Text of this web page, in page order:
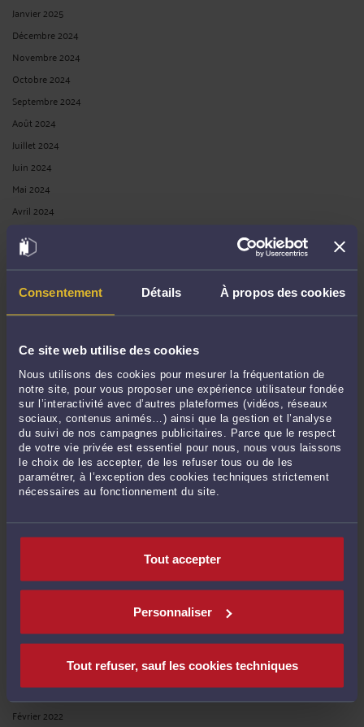
Consentement Détails À propos des cookies
Ce site web utilise des cookies
Nous utilisons des cookies pour mesurer la fréquentation de
notre site, pour vous proposer une expérience utilisateur fondée
sur l’interactivité avec d’autres plateformes (vidéos, réseaux
sociaux, contenus animés…) ainsi que la gestion et l’analyse
du suivi de nos campagnes publicitaires. Parce que le respect
de votre vie privée est essentiel pour nous, nous vous laissons
le choix de les accepter, de les refuser tous ou de les
paramétrer, à l’exception des cookies techniques strictement
nécessaires au fonctionnement du site.
Tout accepter
Personnaliser
Tout refuser, sauf les cookies techniques
Janvier 2025
Décembre 2024
Novembre 2024
Octobre 2024
Septembre 2024
Août 2024
Juillet 2024
Juin 2024
Mai 2024
Avril 2024
Février 2024
Janvier 2024
Décembre 2023
Novembre 2023
Octobre 2023
Juin 2023
Mai 2023
Avril 2023
Mars 2023
Février 2023
Décembre 2022
Octobre 2022
Août 2022
Mai 2022
Mars 2022
Février 2022